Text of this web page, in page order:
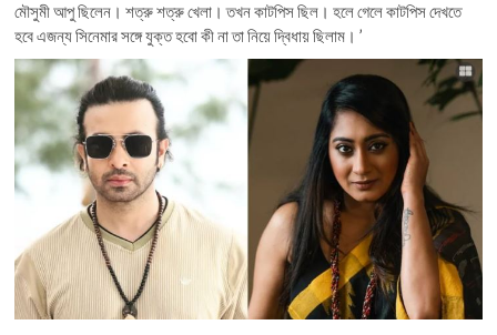
মৌসুমী আপু ছিলেন। শত্রু শত্রু খেলা। তখন কাটপিস ছিল। হলে গেলে কাটপিস দেখতে
হবে এজন্য সিনেমার সঙ্গে যুক্ত হবো কী না তা নিয়ে দ্বিধায় ছিলাম। ’